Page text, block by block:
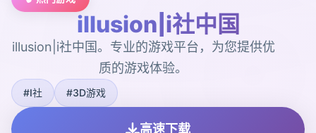
illusion|i社中国
illusion|i社中国。专业的游戏平台，为您提供优
质的游戏体验。
#I社 #3D游戏
高速下载